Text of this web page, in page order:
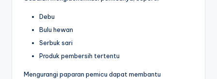
Debu
Bulu hewan
Serbuk sari
Produk pembersih tertentu
Mengurangi paparan pemicu dapat membantu